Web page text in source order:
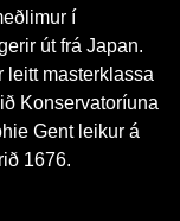
í
út frá Japan.
leitt masterklassa
Konservatoríuna
Gent leikur á
1676.